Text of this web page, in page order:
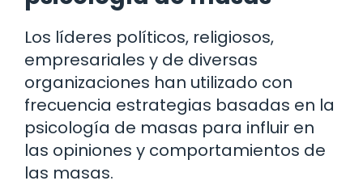
Los líderes políticos, religiosos,
empresariales y de diversas
organizaciones han utilizado con
frecuencia estrategias basadas en la
psicología de masas para influir en
las opiniones y comportamientos de
las masas.